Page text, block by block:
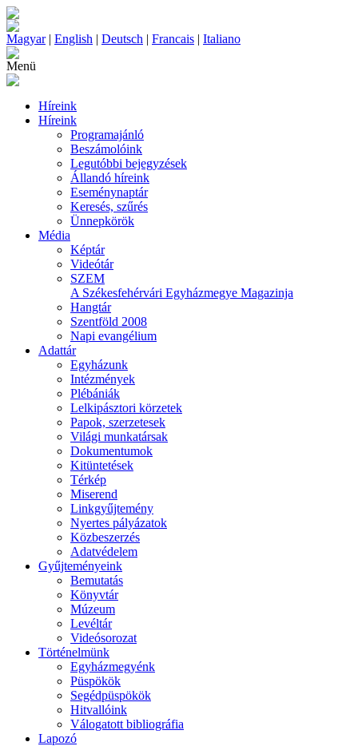
Magyar| English | Deutsch | Francais | Italiano
Menü
Híreink
Híreink
Programajánló
Beszámolóink
Legutóbbi bejegyzések
Állandó híreink
Eseménynaptár
Keresés, szűrés
Ünnepkörök
Média
Képtár
Videótár
SZEM
A Székesfehérvári Egyházmegye Magazinja
Hangtár
Szentföld 2008
Napi evangélium
Adattár
Egyházunk
Intézmények
Plébániák
Lelkipásztori körzetek
Papok, szerzetesek
Világi munkatársak
Dokumentumok
Kitüntetések
Térkép
Miserend
Linkgyűjtemény
Nyertes pályázatok
Közbeszerzés
Adatvédelem
Gyűjteményeink
Bemutatás
Könyvtár
Múzeum
Levéltár
Videósorozat
Történelmünk
Egyházmegyénk
Püspökök
Segédpüspökök
Hitvallóink
Válogatott bibliográfia
Lapozó